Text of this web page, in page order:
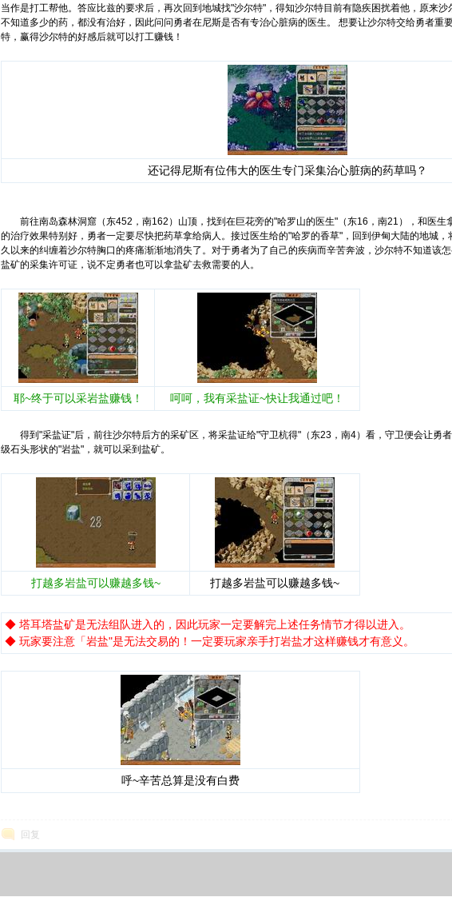
当作是打工帮他。答应比兹的要求后，再次回到地城找"沙尔特"，得知沙尔特目前有隐疾困扰着他，原来
不知道多少的药，都没有治好，因此问问勇者在尼斯是否有专治心脏病的医生。 想要让沙尔特交给勇者重
特，赢得沙尔特的好感后就可以打工赚钱！
还记得尼斯有位伟大的医生专门采集治心脏病的药草吗？
前往南岛森林洞窟（东452，南162）山顶，找到在巨花旁的"哈罗山的医生"（东16，南21），和医生
的治疗效果特别好，勇者一定要尽快把药草拿给病人。接过医生给的"哈罗的香草"，回到伊甸大陆的地城
久以来的纠缠着沙尔特胸口的疼痛渐渐地消失了。对于勇者为了自己的疾病而辛苦奔波，沙尔特不知道该
盐矿的采集许可证，说不定勇者也可以拿盐矿去救需要的人。
耶~终于可以采岩盐赚钱！ 呵呵，我有采盐证~快让我通过吧！
得到"采盐证"后，前往沙尔特后方的采矿区，将采盐证给"守卫杭得"（东23，南4）看，守卫便会让勇
级石头形状的"岩盐"，就可以采到盐矿。
打越多岩盐可以赚越多钱~ 打越多岩盐可以赚越多钱~
◆ 塔耳塔盐矿是无法组队进入的，因此玩家一定要解完上述任务情节才得以进入。
◆ 玩家要注意「岩盐"是无法交易的！一定要玩家亲手打岩盐才这样赚钱才有意义。
呼~辛苦总算是没有白费
回复